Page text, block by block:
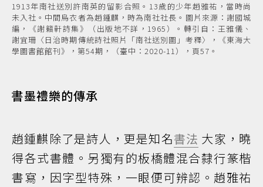
1913年南社送別許南英的留影合照。13歲的少年趙雅祐，當時尚
未入社。中間烏衣者為趙鍾麒，時為南社社長。圖片來源：謝國城
編，《謝籟軒詩集》（出版地不詳，1965）。轉引自：王雅儀、
謝宜珊〈日治時期傳統詩社照片「南社送別圖」考釋〉，《東海大
學圖書館館刊》，第54期，（臺中：2020-11），頁57。
書墨禮樂的傳承
趙鍾麒除了是詩人，更是知名書法 大家，曉
得各式書體。另獨有的板橋體混合隸行篆楷
書寫，因字型特殊，一眼便可辨認。趙雅祐